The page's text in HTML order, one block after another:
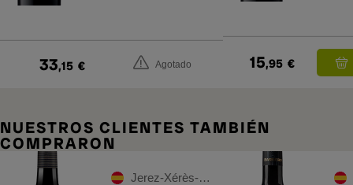
33,15 € Agotado 15,95 €
NUESTROS CLIENTES TAMBIÉN
COMPRARON
Jerez-Xérès-Sherry